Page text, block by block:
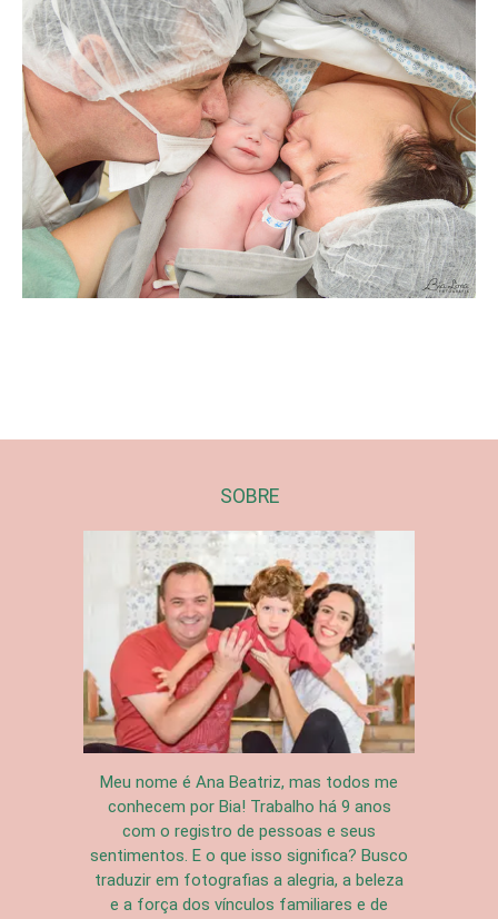
SOBRE
Meu nome é Ana Beatriz, mas todos me
conhecem por Bia! Trabalho há 9 anos
com o registro de pessoas e seus
sentimentos. E o que isso significa? Busco
traduzir em fotografias a alegria, a beleza
e a força dos vínculos familiares e de